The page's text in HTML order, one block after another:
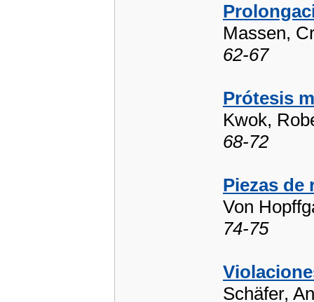
Massen,
62-67
Prótesis
Kwok,
68-72
Piezas de
Von
74-75
Schäfer,